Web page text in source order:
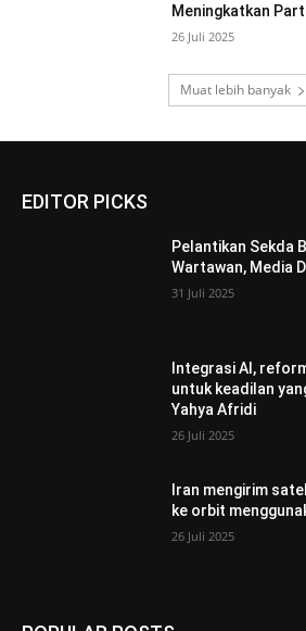
Meningkatkan
26 Juli 2025
Muat lebih banyak
EDITOR PICKS
Pelantikan Sekda
Wartawan, Media
31 Juli 2025
Integrasi AI,
untuk keadilan
Yahya Afridi
26 Juli 2025
Iran mengirim
ke orbit
26 Juli 2025